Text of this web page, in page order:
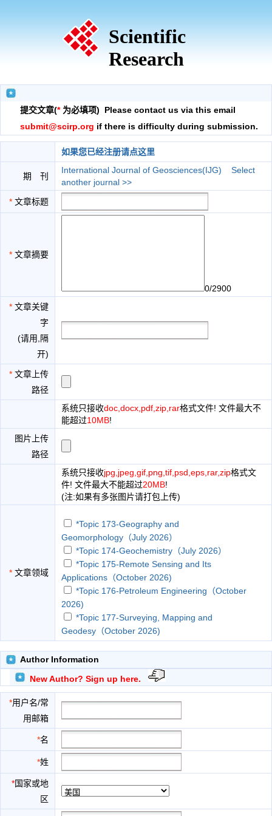
Scientific
Research
提交文章(*为必填项) Please contact us via this email
submit@scirp.org if there is difficulty during submission.
如果您已经注册请点这里
期 刊
International Journal of Geosciences(IJG)
Select
another journal >>
* 文章标题
* 文章摘要
0/2900
* 文章关键
字
(请用,隔
开)
* 文章上传
路径
系统只接收doc,docx,pdf,zip,rar格式文件! 文件最大不
能超过10MB!
图片上传
路径
系统只接收jpg,jpeg,gif,png,tif,psd,eps,rar,zip格式文
件! 文件最大不能超过20MB!
(注:如果有多张图片请打包上传)
* 文章领域
*Topic 173-Geography and
Geomorphology（July 2026）
*Topic 174-Geochemistry（July 2026）
*Topic 175-Remote Sensing and Its
Applications（October 2026)
*Topic 176-Petroleum Engineering（October
2026)
*Topic 177-Surveying, Mapping and
Geodesy（October 2026)
*Topic 178-Earth Structure and
Geodynamics（November 2026）
*Topic 179-Hydrology Research（November
2026）
Atmosphere
Climate Change
Author Information
New Author? Sign up here.
*用户名/常
用邮箱
*名
*姓
*国家或地
区